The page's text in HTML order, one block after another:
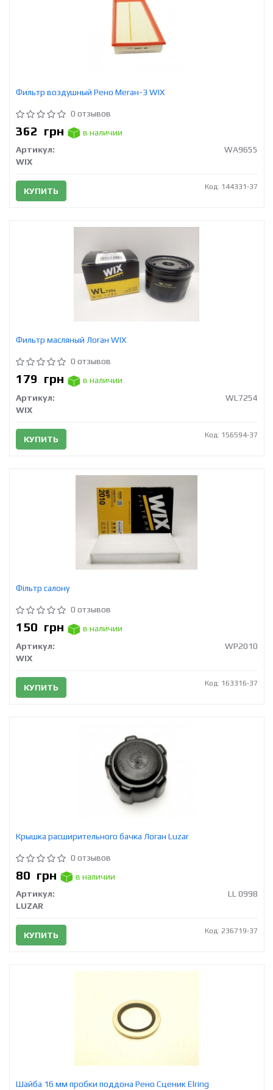
Фильтр воздушный Рено Меган-3 WIX
0 отзывов
362 грн
в наличии
Артикул:
WA9655
WIX
КУПИТЬ Код: 144331-37
Фильтр масляный Логан WIX
0 отзывов
179 грн
в наличии
Артикул:
WL7254
WIX
КУПИТЬ Код: 156594-37
Фільтр салону
0 отзывов
150 грн
в наличии
Артикул:
WP2010
WIX
КУПИТЬ Код: 163316-37
Крышка расширительного бачка Логан Luzar
0 отзывов
80 грн
в наличии
Артикул:
LL 0998
LUZAR
КУПИТЬ Код: 236719-37
Шайба 16 мм пробки поддона Рено Сценик Elring